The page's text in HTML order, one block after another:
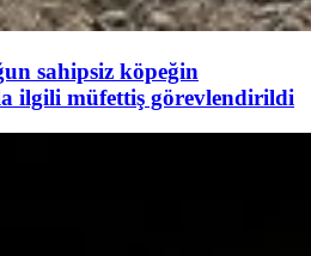
sahipsiz köpeğin
ilgili müfettiş görevlendirildi